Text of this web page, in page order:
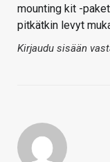
mounting kit -
pitkätkin levyt
Kirjaudu sisään